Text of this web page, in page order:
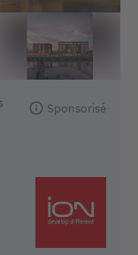
À
Sponsorisé